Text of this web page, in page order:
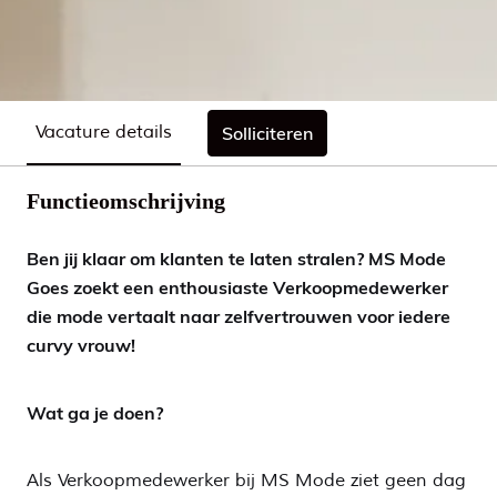
Vacature details Solliciteren
Functieomschrijving
Ben jij klaar om klanten te laten stralen? MS Mode
Goes zoekt een enthousiaste Verkoopmedewerker
die mode vertaalt naar zelfvertrouwen voor iedere
curvy vrouw!
Wat ga je doen?
Als Verkoopmedewerker bij MS Mode ziet geen dag